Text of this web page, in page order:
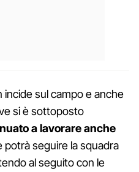
sul campo e anche
si è sottoposto
a lavorare anche
potrà seguire la squadra
al seguito con le